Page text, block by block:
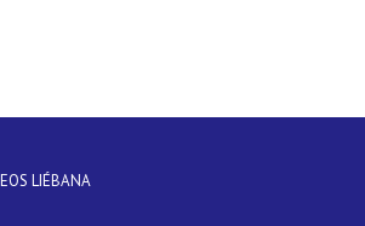
LIÉBANA